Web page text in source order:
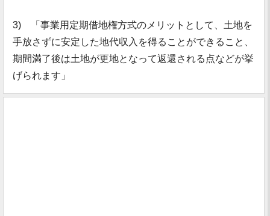
3) 「事業用定期借地権方式のメリットとして、土地を
手放さずに安定した地代収入を得ることができること、
期間満了後は土地が更地となって返還される点などが挙
げられます」